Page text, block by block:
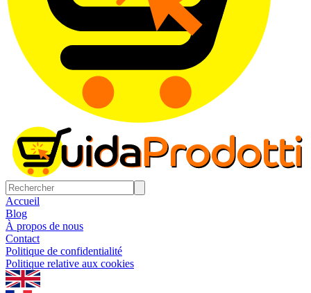
Accueil
Blog
À propos de nous
Contact
Politique de confidentialité
Politique relative aux cookies